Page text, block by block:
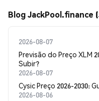
Blog JackPool.finance
2026-08-07
Previsão do Preço XLM
Subir?
2026-08-07
Cysic Preço 2026-2030:
2026-08-06